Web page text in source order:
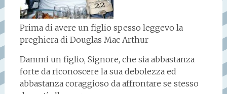
Prima di avere un figlio spesso leggevo la
preghiera di Douglas Mac Arthur
Dammi un figlio, Signore, che sia abbastanza
forte da riconoscere la sua debolezza ed
abbastanza coraggioso da affrontare se stesso